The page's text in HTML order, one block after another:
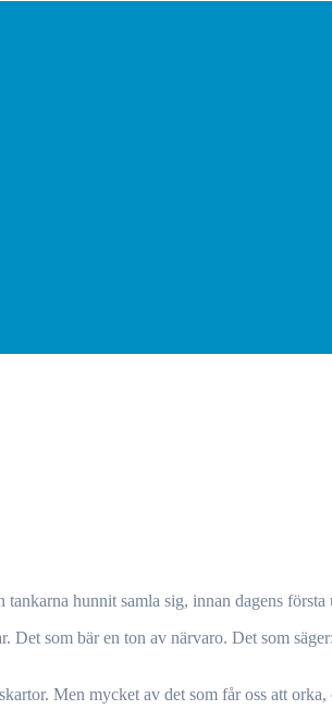
hunnit samla sig, innan dagens
som bär en ton av närvaro. Det som
Men mycket av det som får oss att